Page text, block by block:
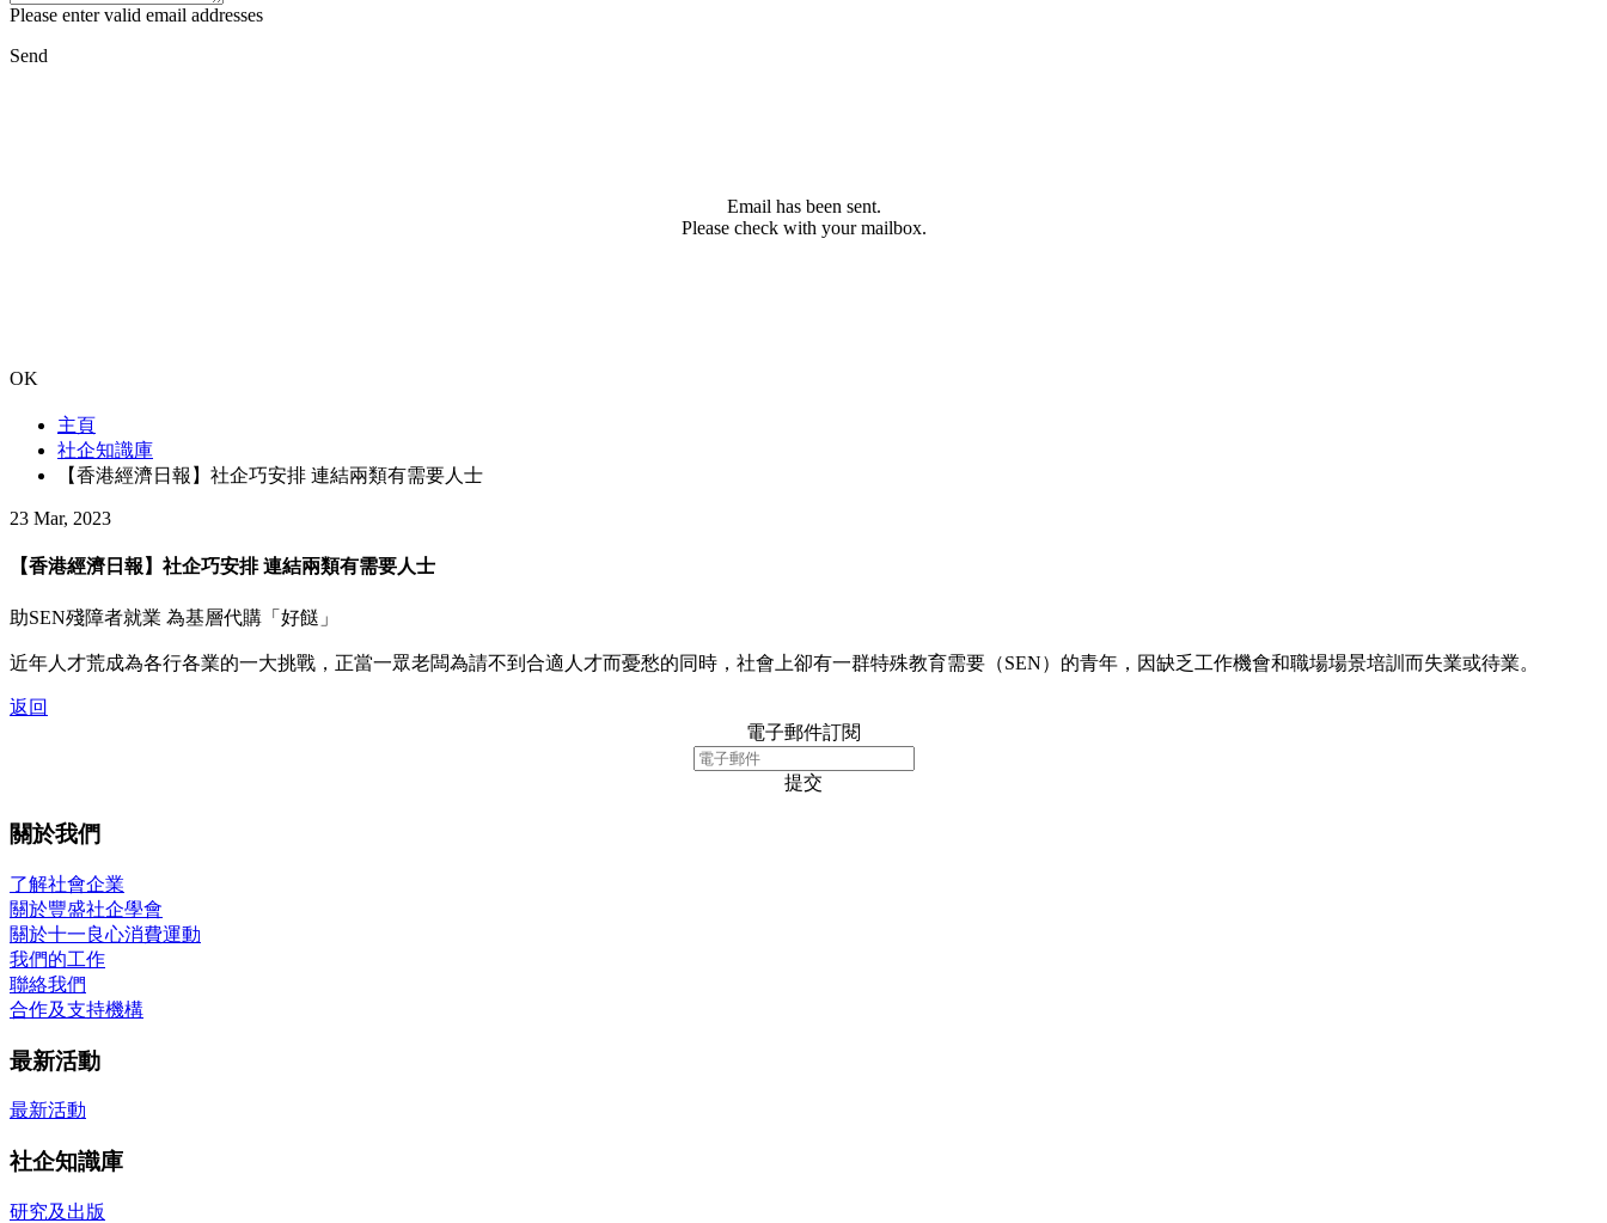
Please enter valid email addresses
Send
Email has been sent.
Please check with your mailbox.
OK
主頁
社企知識庫
【香港經濟日報】社企巧安排 連結兩類有需要人士
23 Mar, 2023
【香港經濟日報】社企巧安排 連結兩類有需要人士
助SEN殘障者就業 為基層代購「好餸」
近年人才荒成為各行各業的一大挑戰，正當一眾老闆為請不到合適人才而憂愁的同時，社會上卻有一群特殊教育需要（SEN）的青年，因缺乏工作機會和職場場景培訓而失業或待業。
返回
電子郵件訂閱
提交
關於我們
了解社會企業
關於豐盛社企學會
關於十一良心消費運動
我們的工作
聯絡我們
合作及支持機構
最新活動
最新活動
社企知識庫
研究及出版